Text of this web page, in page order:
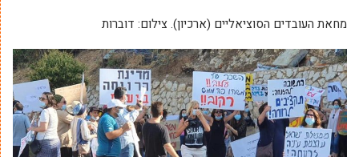
מחאת העובדים הסוציאליים (ארכיון). צילום: דוברות